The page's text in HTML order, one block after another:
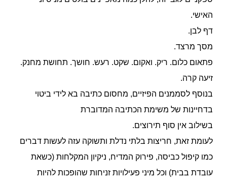
האישי.
דף לבן.
מסך מרצד.
פתאום כלום. ריק. ואקום. שקט. רעש. חושך. תחושת מחנק.
זיעה קרה.
בנוסף לסממנים הפיזיים, מחסום כתיבה בא לידי ביטוי
בדחיינות של משימת הכתיבה המדוברת
בשילוב אין סוף תירוצים.
לעומת זאת, חריצות בלתי נדלת ותשוקה עזה לעשות דברים
כמו קיפול כביסה, פירוק המדיח, ניקיון המקלחות (כשאת
עובדת בבית) וכל מיני פעילויות זניחות שהופכות להיות